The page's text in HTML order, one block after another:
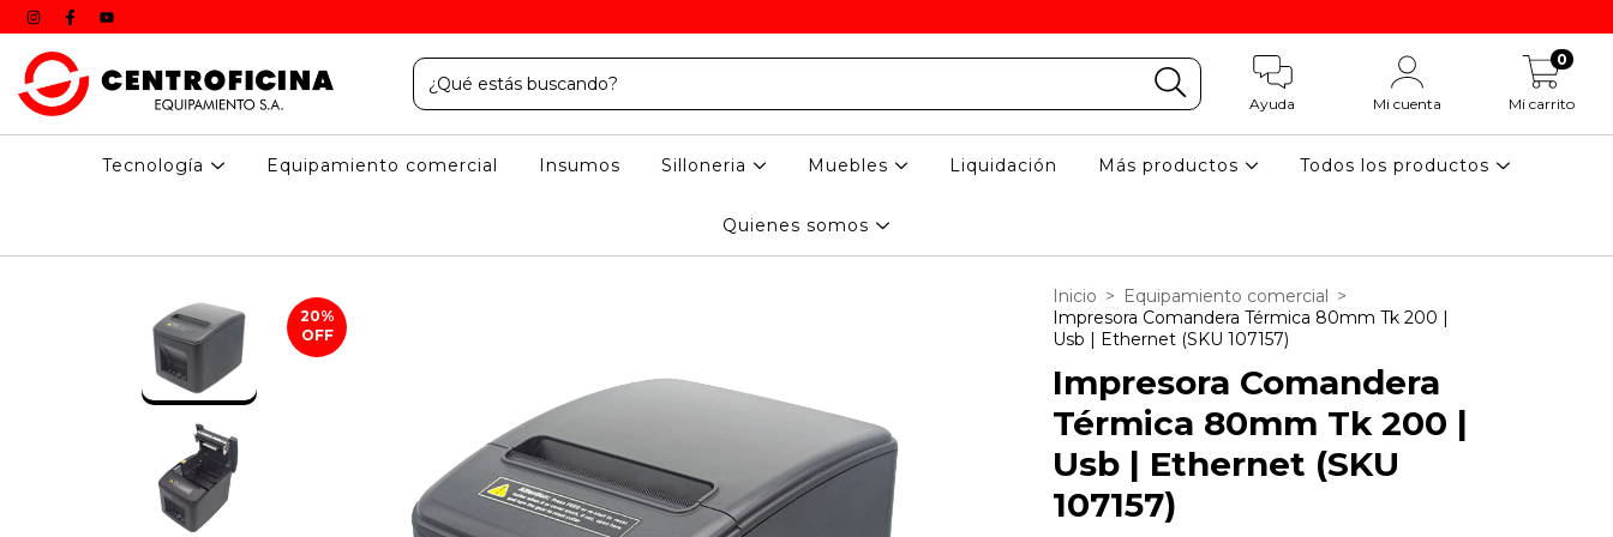
Ayuda Mi cuenta Mi carrito
0
Tecnología Equipamiento comercial Insumos Silloneria Muebles Liquidación Más productos Todos los productos
Quienes somos
20%
OFF
Inicio > Equipamiento comercial >
Impresora Comandera Térmica 80mm Tk 200 |
Usb | Ethernet (SKU 107157)
Impresora Comandera
Térmica 80mm Tk 200 |
Usb | Ethernet (SKU
107157)